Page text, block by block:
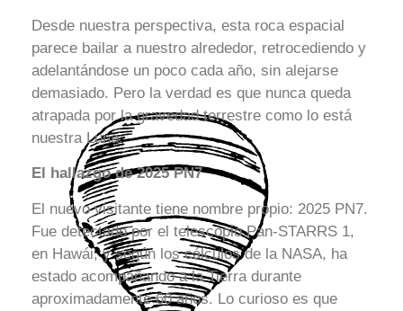
Desde nuestra perspectiva, esta roca espacial
parece bailar a nuestro alrededor, retrocediendo y
adelantándose un poco cada año, sin alejarse
demasiado. Pero la verdad es que nunca queda
atrapada por la gravedad terrestre como lo está
nuestra Luna.
El hallazgo de 2025 PN7
El nuevo visitante tiene nombre propio: 2025 PN7.
Fue detectado por el telescopio Pan-STARRS 1,
en Hawái, y según los cálculos de la NASA, ha
estado acompañando a la Tierra durante
aproximadamente 60 años. Lo curioso es que